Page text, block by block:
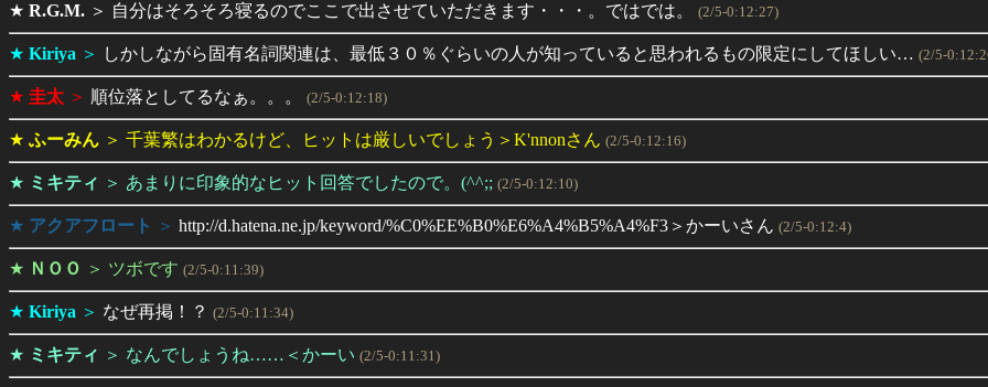
★ R.G.M. ＞ 自分はそろそろ寝るのでここで出させていただきます・・・。ではでは。 (2/5-0:12:27)
★ Kiriya ＞ しかしながら固有名詞関連は、最低３０％ぐらいの人が知っていると思われるもの限定にしてほしい… (2/5-
★ 圭太 ＞ 順位落としてるなぁ。。。 (2/5-0:12:18)
★ ふーみん ＞ 千葉繁はわかるけど、ヒットは厳しいでしょう＞K'nnonさん (2/5-0:12:16)
★ ミキティ ＞ あまりに印象的なヒット回答でしたので。(^^;; (2/5-0:12:10)
★ アクアフロート ＞ http://d.hatena.ne.jp/keyword/%C0%EE%B0%E6%A4%B5%A4%F3＞かーいさん (2/5-0:12:4)
★ ＮＯＯ ＞ ツボです (2/5-0:11:39)
★ Kiriya ＞ なぜ再掲！？ (2/5-0:11:34)
★ ミキティ ＞ なんでしょうね……＜かーい (2/5-0:11:31)